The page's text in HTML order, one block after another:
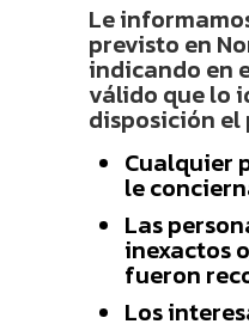
Le
previsto en
indicando en
válido que lo
disposición el
Cualquier
le
Las
inexactos
fueron
Los